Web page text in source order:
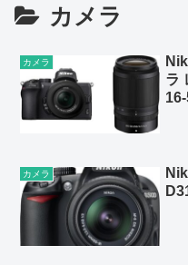
カメラ
カメラ
ラ
カメラ